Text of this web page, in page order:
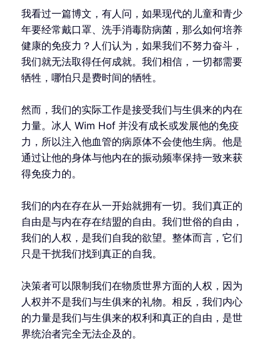
我看过一篇博文，有人问，如果现代的儿童和青少
年要经常戴口罩、洗手消毒防病菌，那么如何培养
健康的免疫力？人们认为，如果我们不努力奋斗，
我们就无法取得任何成就。我们相信，一切都需要
牺牲，哪怕只是费时间的牺牲。
然而，我们的实际工作是接受我们与生俱来的内在
力量。冰人 Wim Hof 并没有成长或发展他的免疫
力，所以注入他血管的病原体不会使他生病。他是
通过让他的身体与他内在的振动频率保持一致来获
得免疫力的。
我们的内在存在从一开始就拥有一切。我们真正的
自由是与内在存在结盟的自由。我们世俗的自由，
我们的人权，是我们自我的欲望。整体而言，它们
只是干扰我们找到真正的自我。
决策者可以限制我们在物质世界方面的人权，因为
人权并不是我们与生俱来的礼物。相反，我们内心
的力量是我们与生俱来的权利和真正的自由，是世
界统治者完全无法企及的。